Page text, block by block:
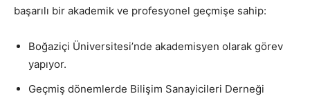
başarılı bir akademik ve profesyonel geçmişe sahip:
Boğaziçi Üniversitesi’nde akademisyen olarak görev
yapıyor.
Geçmiş dönemlerde Bilişim Sanayicileri Derneği